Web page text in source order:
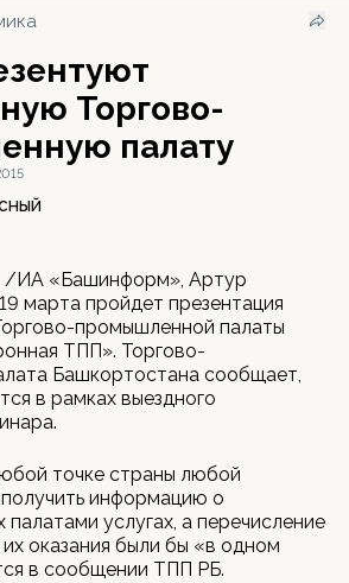
Торгово-
палату
/ИА «Башинформ», Артур
марта пройдет презентация
промышленной палаты
ТПП». Торгово-
Башкортостана сообщает,
в рамках выездного
точке страны любой
информацию о
услугах, а перечисление
оказания были бы «в одном
в сообщении ТПП РБ.